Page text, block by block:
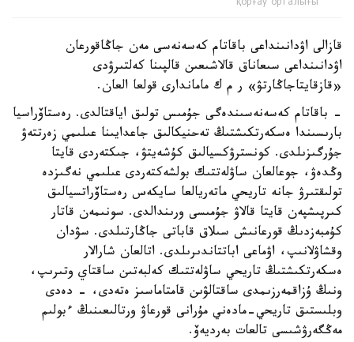
قازالى اۋدانىنداعى باقاتام كەسەنەسى مەن جاڭاقورعان
اۋدانىنداعى سىعاناق قالاشىعىن قالپىنا كەلتىرۋدى
«قازقايتاجاڭارتۋ» ر م ك ماماندارى قولعا العان.
- باقاتام كەسەنەسىندەگى جۇمىس تولىق اياقتالدى. رەستاۆراسيا
بارىسىندا ەسكەرتكىشتىڭ تەحنيكالىق جاعدايىنا عىلىمي زەرتتەۋ
جۇرگىزىلدى. كونسترۋكسيالىق كۇشەيتۋ، جىكتەردى قايتا
وڭدەۋ، جوعالعان ساۋلەتتىك بولشەكتەردى عىلىمي نەگىزدە
تولىقتىرۋ جانە تاريحي ماتەريالعا سايكەس رەستاۆراتسيالىق
كىرپىشپەن قايتا قالاۋ جۇمىسى ورىندالدى. سونىمەن قاتار
كۇمبەزدىڭ قورعانىش سىلاق قاباتى جاڭارتىلدى. سۋدان
وقشاۋلانىپ، اۋماعى اباتتاندىرىلدى. اتالعان شارالار
ەسكەرتكىشتىڭ تاريحي ساۋلەتتىك كەلبەتىن ساقتاي وتىرىپ،
ونىڭ ۇزاقمەرزىمدى ساقتالۋىن قامتاماسىز ەتەدى، - دەدى
وبلىستىق تاريحي-مادەني مۇرانى قورعاۋ ورتالىعىنىڭ ءبولىم
مەڭگەرۋشىسى تالعات بەرديەۆ.